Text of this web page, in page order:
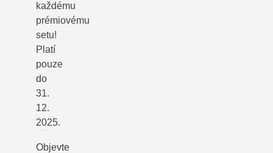
každému
prémiovému
setu!
Platí
pouze
do
31.
12.
2025.
Objevte